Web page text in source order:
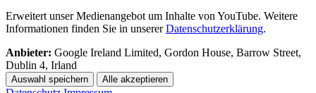
Erweitert unser Medienangebot um Inhalte von YouTube. Weitere
Informationen finden Sie in unsererDatenschutzerklärung.
Anbieter: Google Ireland Limited, Gordon House, Barrow Street,
Dublin 4, Irland
Auswahl speichern Alle akzeptieren